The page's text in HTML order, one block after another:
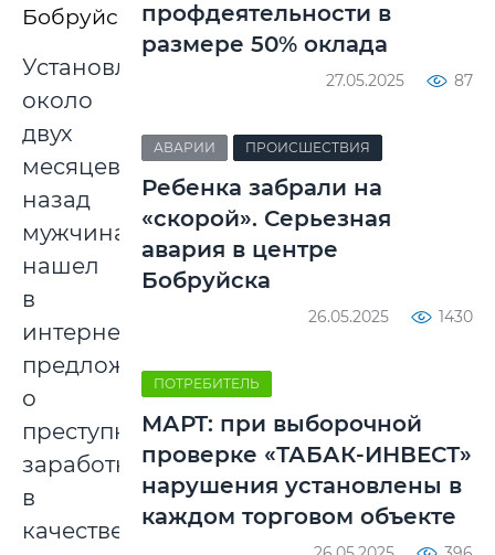
Бобруйска.
Установлено:
около
двух
месяцев
назад
мужчина
нашел
в
интернете
предложение
о
преступном
заработке
в
качестве
профдеятельности в
размере 50% оклада
27.05.2025 87
АВАРИИ ПРОИСШЕСТВИЯ
Ребенка забрали на
«скорой». Серьезная
авария в центре
Бобруйска
26.05.2025 1430
ПОТРЕБИТЕЛЬ
МАРТ: при выборочной
проверке «ТАБАК-ИНВЕСТ»
нарушения установлены в
каждом торговом объекте